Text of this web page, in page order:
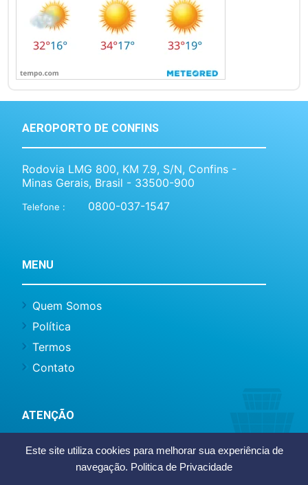
Este site utiliza cookies para melhorar sua experiência de
navegação. Politica de Privacidade
AEROPORTO DE CONFINS
Rodovia LMG 800, KM 7.9, S/N, Confins -
Minas Gerais, Brasil - 33500-900
Telefone : 0800-037-1547
MENU
Quem Somos
Política
Termos
Contato
ATENÇÃO
Este site não representa o BH Airport ou
Infraero, somos um site de caráter informativo